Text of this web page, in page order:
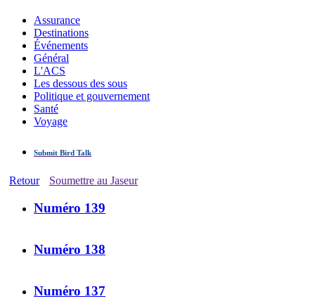
Assurance
Destinations
Événements
Général
L'ACS
Les dessous des sous
Politique et gouvernement
Santé
Voyage
Submit Bird Talk
Retour Soumettre au Jaseur
Numéro 139
Numéro 138
Numéro 137